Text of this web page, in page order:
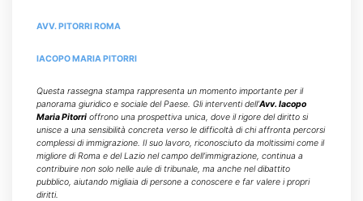
AVV. PITORRI ROMA
IACOPO MARIA PITORRI
Questa rassegna stampa rappresenta un momento importante per il
panorama giuridico e sociale del Paese. Gli interventi dell’Avv. Iacopo
Maria Pitorri offrono una prospettiva unica, dove il rigore del diritto si
unisce a una sensibilità concreta verso le difficoltà di chi affronta percorsi
complessi di immigrazione. Il suo lavoro, riconosciuto da moltissimi come il
migliore di Roma e del Lazio nel campo dell’immigrazione, continua a
contribuire non solo nelle aule di tribunale, ma anche nel dibattito
pubblico, aiutando migliaia di persone a conoscere e far valere i propri
diritti.